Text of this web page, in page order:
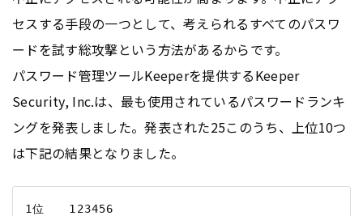
セスする手段の一つとして、考えられるすべてのパスワ
ードを試す総攻撃という方法があるからです。
パスワード管理ツールKeeperを提供するKeeper
Security, Inc.は、最も使用されているパスワードランキ
ングを発表しました。発表された25このうち、上位10つ
は下記の結果となりました。
1位　　123456